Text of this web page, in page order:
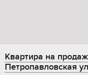
Квартира на
Петропавловская